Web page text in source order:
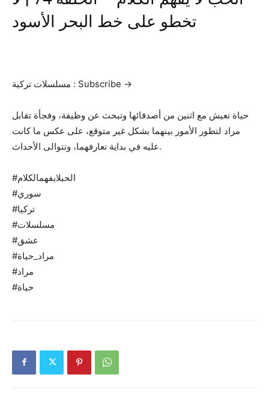
تخطو على خط البحر الأسود
مسلسلات تركية : Subscribe →
حياة تعيش مع اثنين من أصدقائها وتبحث عن وظيفة، وفجأة تقابل
مراد لتطور الأمور بينهما بشكل غير متوقع، على عكس ما كانت
عليه في بداية تعارفهما، وتتوالى الأحداث.‎
#الحبلايفهمالكلام
#سوري
#تركيا
#مسلسلات
#عشق
#مراد_حياة
#مراد
#حياة